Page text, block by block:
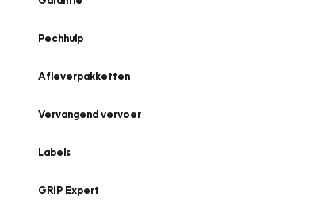
Pechhulp
Afleverpakketten
Vervangend vervoer
Labels
GRIP Expert